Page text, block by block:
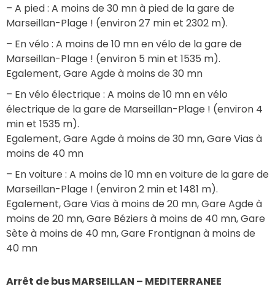
– A pied : A moins de 30 mn à pied de la gare de
Marseillan-Plage ! (environ 27 min et 2302 m).
– En vélo : A moins de 10 mn en vélo de la gare de
Marseillan-Plage ! (environ 5 min et 1535 m).
Egalement, Gare Agde à moins de 30 mn
– En vélo électrique : A moins de 10 mn en vélo
électrique de la gare de Marseillan-Plage ! (environ 4
min et 1535 m).
Egalement, Gare Agde à moins de 30 mn, Gare Vias à
moins de 40 mn
– En voiture : A moins de 10 mn en voiture de la gare de
Marseillan-Plage ! (environ 2 min et 1481 m).
Egalement, Gare Vias à moins de 20 mn, Gare Agde à
moins de 20 mn, Gare Béziers à moins de 40 mn, Gare
Sète à moins de 40 mn, Gare Frontignan à moins de
40 mn
Arrêt de bus MARSEILLAN – MEDITERRANEE